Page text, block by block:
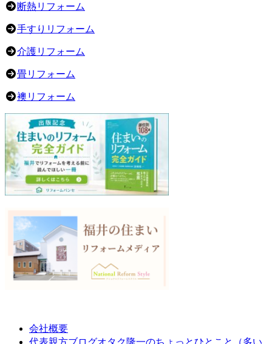
断熱リフォーム
手すりリフォーム
介護リフォーム
畳リフォーム
襖リフォーム
会社概要
代表親方ブログオタク隆一のちょっとひとこと（多い